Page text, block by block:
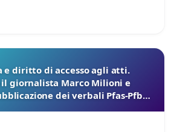
e diritto di accesso agli atti.
il giornalista Marco Milioni e
dei verbali Pfas-Pfba